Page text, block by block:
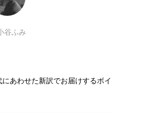
谷ふみ
あわせた新訳でお届けするボイ